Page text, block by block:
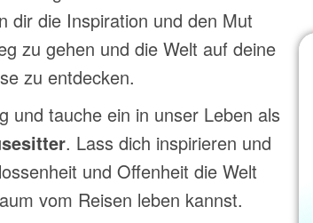
dir die Inspiration und den Mut
zu gehen und die Welt auf deine
zu entdecken.
und tauche ein in unser Leben als
. Lass dich inspirieren und
und Offenheit die Welt
vom Reisen leben kannst.